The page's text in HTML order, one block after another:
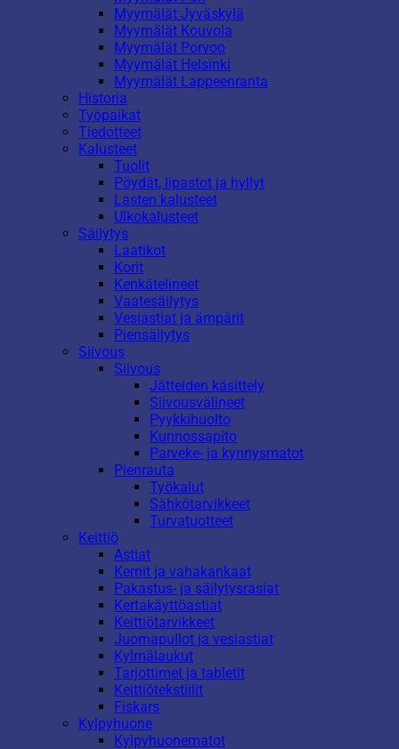
Myymälät Jyväskylä
Myymälät Kouvola
Myymälät Porvoo
Myymälät Helsinki
Myymälät Lappeenranta
Historia
Työpaikat
Tiedotteet
Kalusteet
Tuolit
Pöydät, lipastot ja hyllyt
Lasten kalusteet
Ulkokalusteet
Säilytys
Laatikot
Korit
Kenkätelineet
Vaatesäilytys
Vesiastiat ja ämpärit
Piensäilytys
Siivous
Siivous
Jätteiden käsittely
Siivousvälineet
Pyykkihuolto
Kunnossapito
Parveke- ja kynnysmatot
Pienrauta
Työkalut
Sähkötarvikkeet
Turvatuotteet
Keittiö
Astiat
Kernit ja vahakankaat
Pakastus- ja säilytysrasiat
Kertakäyttöastiat
Keittiötarvikkeet
Juomapullot ja vesiastiat
Kylmälaukut
Tarjottimet ja tabletit
Keittiötekstiilit
Fiskars
Kylpyhuone
Kylpyhuonematot